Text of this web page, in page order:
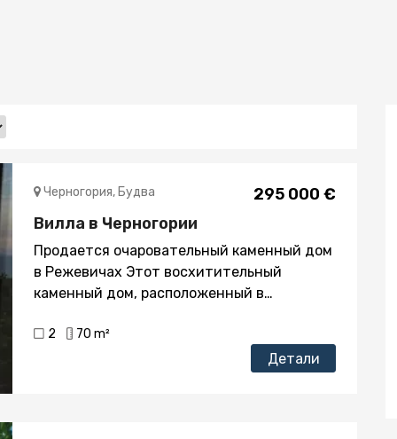
295 000 €
Черногория, Будва
Вилла в Черногории
Продается очаровательный каменный дом
в Режевичах Этот восхитительный
каменный дом, расположенный в
предлагает уникальное сочетание
современного комфорта. С жилой
2 70 m²
Детали